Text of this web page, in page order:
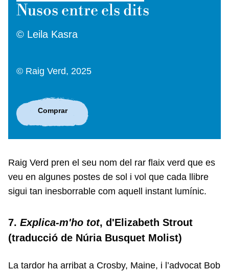
Nusos entre els dits
© Leila Kasra
© Raig Verd, 2025
Comprar
Raig Verd pren el seu nom del rar flaix verd que es
veu en algunes postes de sol i vol que cada llibre
sigui tan inesborrable com aquell instant lumínic.
7. Explica-m'ho tot, d'Elizabeth Strout
(traducció de Núria Busquet Molist)
La tardor ha arribat a Crosby, Maine, i l’advocat Bob